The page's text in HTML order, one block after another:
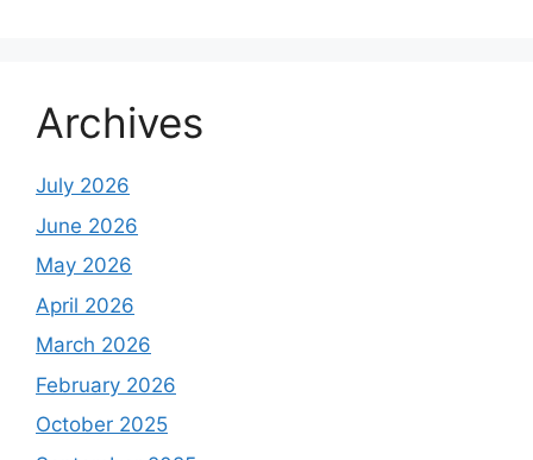
Archives
July 2026
June 2026
May 2026
April 2026
March 2026
February 2026
October 2025